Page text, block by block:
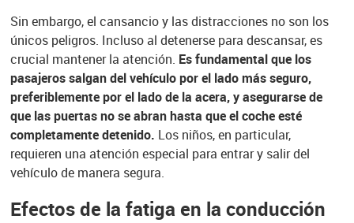
Sin embargo, el cansancio y las distracciones no son los
únicos peligros. Incluso al detenerse para descansar, es
crucial mantener la atención. Es fundamental que los
pasajeros salgan del vehículo por el lado más seguro,
preferiblemente por el lado de la acera, y asegurarse de
que las puertas no se abran hasta que el coche esté
completamente detenido. Los niños, en particular,
requieren una atención especial para entrar y salir del
vehículo de manera segura.
Efectos de la fatiga en la conducción